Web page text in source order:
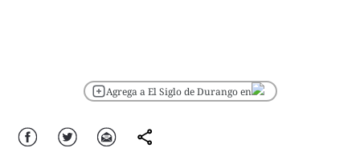
Agrega a El Siglo de Durango en
Facebook Twitter Correo comparte